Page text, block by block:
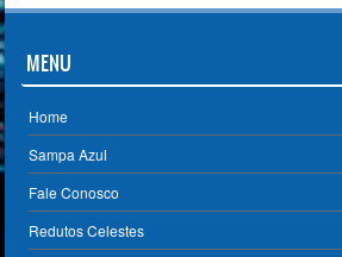
MENU
Home
Sampa Azul
Fale Conosco
Redutos Celestes